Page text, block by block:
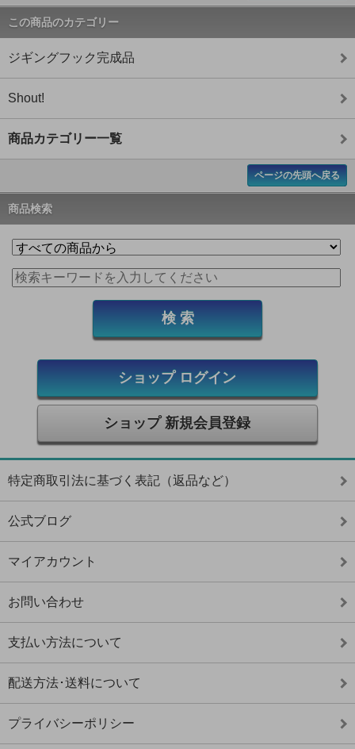
この商品のカテゴリー
ジギングフック完成品
Shout!
商品カテゴリー一覧
ページの先頭へ戻る
商品検索
ショップ ログイン
ショップ 新規会員登録
特定商取引法に基づく表記（返品など）
公式ブログ
マイアカウント
お問い合わせ
支払い方法について
配送方法･送料について
プライバシーポリシー